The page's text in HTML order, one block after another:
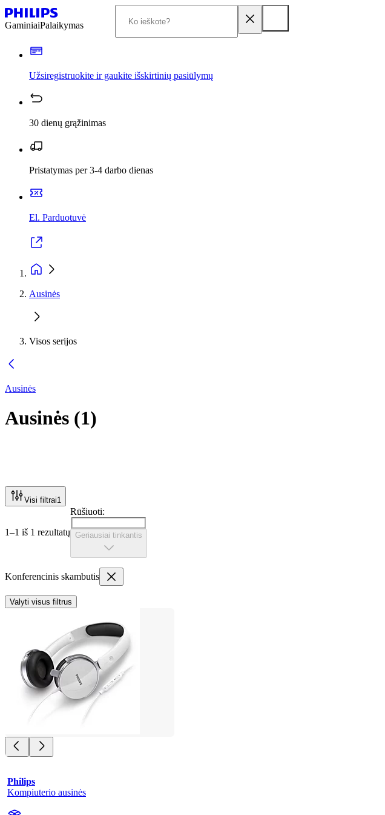
GaminiaiPalaikymas
Užsiregistruokite ir gaukite išskirtinių pasiūlymų
30 dienų grąžinimas
Pristatymas per 3-4 darbo dienas
El. Parduotuvė
Ausinės
Visos serijos
Ausinės
Ausinės (1)
Visi filtrai1
1–1 iš 1 rezultatų
Rūšiuoti:
Geriausiai tinkantis
Konferencinis skambutis
Valyti visus filtrus
Philips
Kompiuterio ausinės